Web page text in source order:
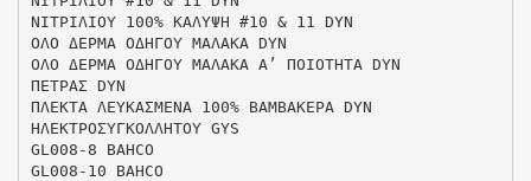
ΝΙΤΡΙΛΙΟΥ 100% ΚΑΛΥΨΗ #10 & 11 DYN
ΟΛΟ ΔΕΡΜΑ ΟΔΗΓΟΥ ΜΑΛΑΚΑ DYN
ΟΛΟ ΔΕΡΜΑ ΟΔΗΓΟΥ ΜΑΛΑΚΑ Α’ ΠΟΙΟΤΗΤΑ DYN
ΠΕΤΡΑΣ DYN
ΠΛΕΚΤΑ ΛΕΥΚΑΣΜΕΝΑ 100% ΒΑΜΒΑΚΕΡΑ DYN
ΗΛΕΚΤΡΟΣΥΓΚΟΛΛΗΤΟΥ GYS
GL008-8 BAHCO
GL008-10 BAHCO